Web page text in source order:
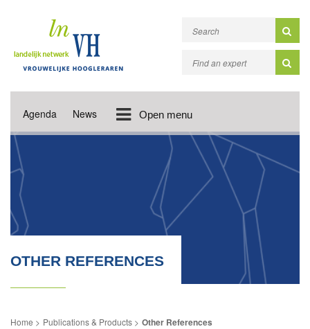
Agenda News Open menu
OTHER REFERENCES
Publications & Products Other References